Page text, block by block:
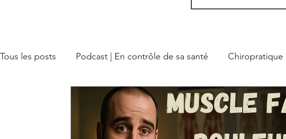
Tous les posts Podcast | En contrôle de sa santé Chiropratique
Chiropratique | Mythes en santé Chiropratique | Articulations
Mini-série: Douleur chronique Clinique PSB: Rive-sud de